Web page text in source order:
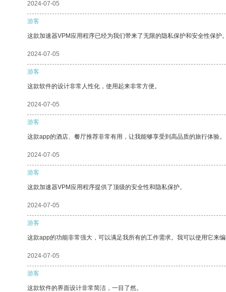
2024-07-05
游客
这款加速器VPM应用程序已经为我们带来了无限的隐私保护和安全性保护
2024-07-05
游客
这款软件的设计非常人性化，使用起来非常方便。
2024-07-05
游客
这款app的酒店、餐厅推荐非常有用，让我能够享受到高品质的旅行体验。
2024-07-05
游客
这款加速器VPM应用程序提供了顶级的安全性和隐私保护。
2024-07-05
游客
这款app的功能非常强大，可以满足我所有的工作需求。我可以使用它来
2024-07-05
游客
这款软件的界面设计非常简洁，一目了然。